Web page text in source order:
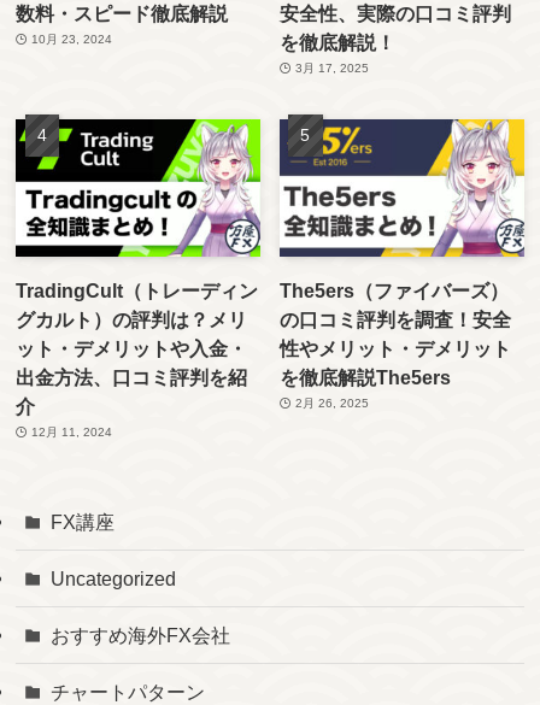
数料・スピード徹底解説
10月 23, 2024
安全性、実際の口コミ評判
を徹底解説！
3月 17, 2025
TradingCult（トレーディン
グカルト）の評判は？メリ
ット・デメリットや入金・
出金方法、口コミ評判を紹
介
12月 11, 2024
The5ers（ファイバーズ）
の口コミ評判を調査！安全
性やメリット・デメリット
を徹底解説The5ers
2月 26, 2025
FX講座
Uncategorized
おすすめ海外FX会社
チャートパターン